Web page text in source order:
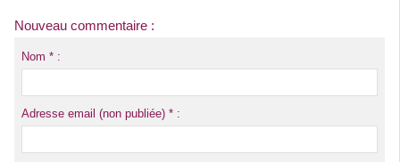
Nouveau commentaire :
Nom * :
Adresse email (non publiée) * :